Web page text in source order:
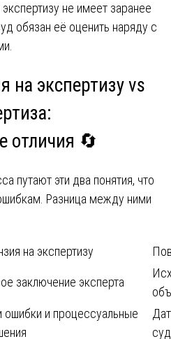
не имеет заранее
обязан её оценить наряду с
на экспертизу vs
отличия 🔄
путают эти два понятия, что
Разница между ними
на экспертизу
заключение эксперта
ошибки и процессуальные